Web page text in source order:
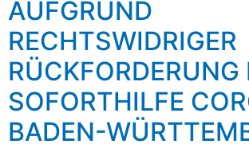
AUFGRUND
RECHTSWIDRIGER
RÜCKFORDERUNG
SOFORTHILFE
BADEN-